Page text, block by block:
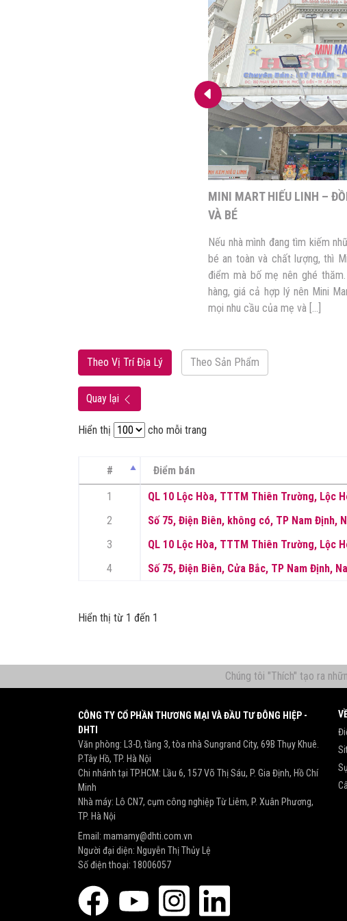
MINI MART HIẾU LINH –
VÀ BÉ
Nếu nhà mình đang tìm kiếm
bé an toàn và chất lượng, thì
điểm mà bố mẹ nên ghé
hàng, giá cả hợp lý nên Mini
mọi nhu cầu của mẹ và […]
Theo Vị Trí Địa Lý Theo Sản Phẩm
Quay lại
Hiển thị cho mỗi trang
#
Điểm bán
1
QL 10 Lộc Hòa, TTTM Thiên Trường, Lộc
2
Số 75, Điện Biên, không có, TP Nam Định,
3
QL 10 Lộc Hòa, TTTM Thiên Trường, Lộc
4
Số 75, Điện Biên, Cửa Bắc, TP Nam Định,
Hiển thị từ 1 đến 1
Chúng tôi "Thích" tạo ra
CÔNG TY CỔ PHẦN THƯƠNG MẠI VÀ ĐẦU TƯ ĐÔNG HIỆP -
DHTI
Văn phòng: L3-D, tầng 3, tòa nhà Sungrand City, 69B Thụy Khuê.
P.Tây Hồ, TP. Hà Nội
Chi nhánh tại TP.HCM: Lầu 6, 157 Võ Thị Sáu, P. Gia Định, Hồ Chí
Minh
Nhà máy: Lô CN7, cụm công nghiệp Từ Liêm, P. Xuân Phương,
TP. Hà Nội
Email: mamamy@dhti.com.vn
Người đại diện: Nguyễn Thị Thủy Lệ
Số điện thoại: 18006057